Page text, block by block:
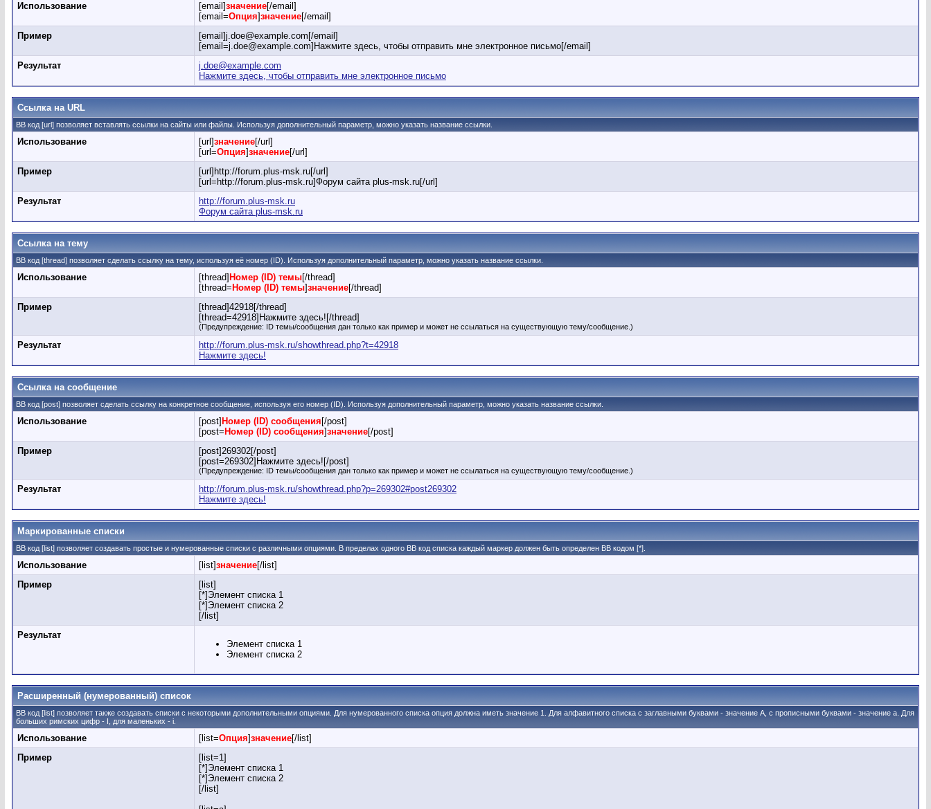
Использование [email]значение[/email]
[email=Опция]значение[/email]
Пример
[email]j.doe@example.com[/email]
[email=j.doe@example.com]Нажмите здесь, чтобы отправить мне электронное письмо[/email]
Результат
j.doe@example.com
Нажмите здесь, чтобы отправить мне электронное письмо
Ссылка на URL
BB код [url] позволяет вставлять ссылки на сайты или файлы. Используя дополнительный параметр, можно указать название ссылки.
Использование [url]значение[/url]
[url=Опция]значение[/url]
Пример
[url]http://forum.plus-msk.ru[/url]
[url=http://forum.plus-msk.ru]Форум сайта plus-msk.ru[/url]
Результат
http://forum.plus-msk.ru
Форум сайта plus-msk.ru
Ссылка на тему
BB код [thread] позволяет сделать ссылку на тему, используя её номер (ID). Используя дополнительный параметр, можно указать название ссылки.
Использование [thread] Номер (ID) темы[/thread]
[thread= Номер (ID) темы]значение[/thread]
Пример
[thread]42918[/thread]
[thread=42918]Нажмите здесь![/thread]
(Предупреждение: ID темы/сообщения дан только как пример и может не ссылаться на существующую тему/сообщение.)
Результат
http://forum.plus-msk.ru/showthread.php?t=42918
Нажмите здесь!
Ссылка на сообщение
BB код [post] позволяет сделать ссылку на конкретное сообщение, используя его номер (ID). Используя дополнительный параметр, можно указать название ссылки.
Использование [post] Номер (ID) сообщения [/post]
[post= Номер (ID) сообщения]значение[/post]
Пример
[post]269302[/post]
[post=269302]Нажмите здесь![/post]
(Предупреждение: ID темы/сообщения дан только как пример и может не ссылаться на существующую тему/сообщение.)
Результат
http://forum.plus-msk.ru/showthread.php?p=269302#post269302
Нажмите здесь!
Маркированные списки
BB код [list] позволяет создавать простые и нумерованные списки с различными опциями. В пределах одного BB код списка каждый маркер должен быть определен BB кодом [*].
Использование [list]значение[/list]
Пример
[list]
[*]Элемент списка 1
[*]Элемент списка 2
[/list]
Результат
Элемент списка 1
Элемент списка 2
Расширенный (нумерованный) список
BB код [list] позволяет также создавать списки с некоторыми дополнительными опциями. Для нумерованного списка опция должна иметь значение 1. Для алфавитного списка с заглавными буквами - значение A, с прописными буквами - значение а. Для
больших римских цифр - I, для маленьких - i.
Использование [list=Опция]значение[/list]
Пример
[list=1]
[*]Элемент списка 1
[*]Элемент списка 2
[/list]